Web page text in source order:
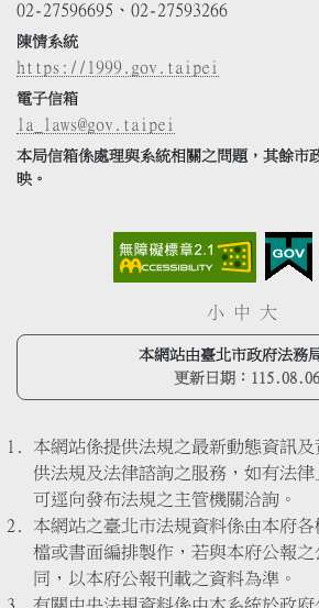
02-27596695、02-27593266
陳情系統
https://1999.gov.taipei
電子信箱
la_laws@gov.taipei
本局信箱係處理與系統相關之問題，其餘市
映。
小 中 大
本網站由臺北市政府法務
更新日期： 115.08.06
本網站係提供法規之最新動態資訊
供法規及法律諮詢之服務，如有法
可逕向發布法規之主管機關洽詢。
本網站之臺北市法規資料係由本府
檔或書面編排製作，若與本府公報
同，以本府公報刊載之資料為準。
有關中央法規資料係由本系統於政